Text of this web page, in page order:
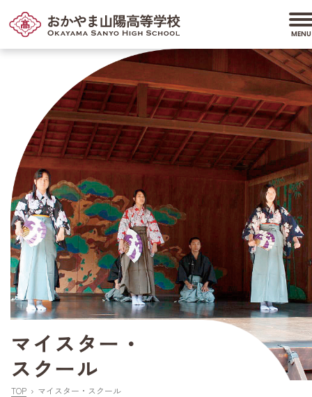
マイスター・
スクール
TOP マイスター・スクール